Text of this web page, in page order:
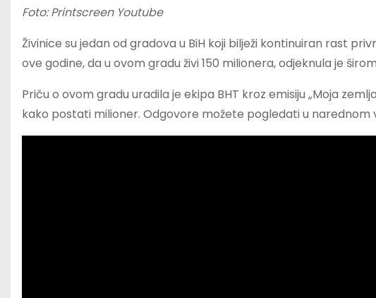
Foto: Printscreen Youtube
Živinice su jedan od gradova u BiH koji bilježi kontinuiran rast
ove godine, da u ovom gradu živi 150 milionera, odjeknula je
Priču o ovom gradu uradila je ekipa BHT kroz emisiju „Moja
kako postati milioner. Odgovore možete pogledati u narednom